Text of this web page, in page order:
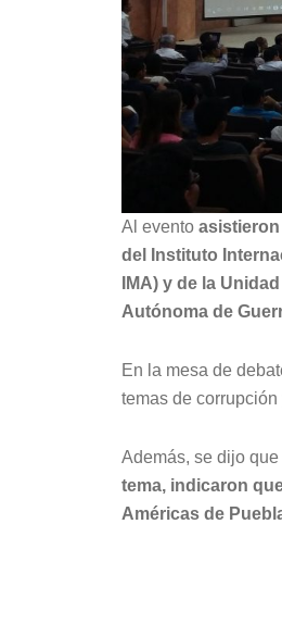
Al evento asistieron
del Instituto
IMA) y de la
Autónoma de
En la mesa de
temas de
Además, se dijo que
tema, indicaron
Américas de